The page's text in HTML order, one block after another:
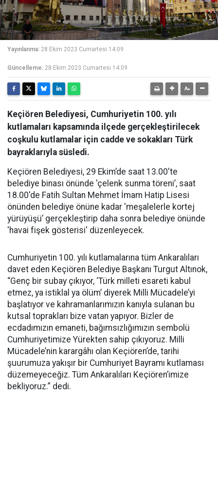
Yayınlanma: 28 Ekim 2023 Cumartesi 14:09
Güncelleme: 28 Ekim 2023 Cumartesi 14:09
Keçiören Belediyesi, Cumhuriyetin 100. yılı
kutlamaları kapsamında ilçede gerçekleştirilecek
coşkulu kutlamalar için cadde ve sokakları Türk
bayraklarıyla süsledi.
Keçiören Belediyesi, 29 Ekim’de saat 13.00'te
belediye binası önünde 'çelenk sunma töreni’, saat
18.00'de Fatih Sultan Mehmet İmam Hatip Lisesi
önünden belediye önüne kadar 'meşalelerle kortej
yürüyüşü’ gerçekleştirip daha sonra belediye önünde
'havai fişek gösterisi' düzenleyecek.
Cumhuriyetin 100. yılı kutlamalarına tüm Ankaralıları
davet eden Keçiören Belediye Başkanı Turgut Altınok,
“Genç bir subay çıkıyor, ‘Türk milleti esareti kabul
etmez, ya istiklal ya ölüm’ diyerek Milli Mücadele’yi
başlatıyor ve kahramanlarımızın kanıyla sulanan bu
kutsal toprakları bize vatan yapıyor. Bizler de
ecdadımızın emaneti, bağımsızlığımızın sembolü
Cumhuriyetimize Yürekten sahip çıkıyoruz. Milli
Mücadele’nin karargâhı olan Keçiören’de, tarihi
şuurumuza yakışır bir Cumhuriyet Bayramı kutlaması
düzemeyeceğiz. Tüm Ankaralıları Keçiören’imize
bekliyoruz.” dedi.